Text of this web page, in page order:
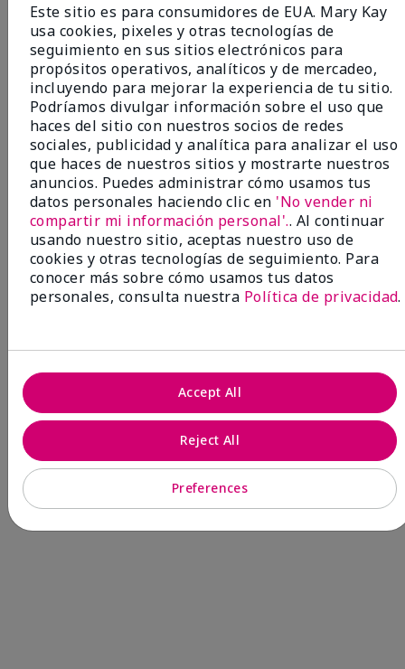
Fragrancia
¡NUEVO! Mary Kay® Blush Stick de
edición limitada†
Belleza que contribuye a
través del rosa cambia
vidasSM.
CAUSA UN IMPACTO POSITIVO
Este sitio es para consumidores de EUA. Mary Kay
usa cookies, pixeles y otras tecnologías de
seguimiento en sus sitios electrónicos para
propósitos operativos, analíticos y de mercadeo,
incluyendo para mejorar la experiencia de tu sitio.
Podríamos divulgar información sobre el uso que
haces del sitio con nuestros socios de redes
sociales, publicidad y analítica para analizar el uso
que haces de nuestros sitios y mostrarte nuestros
anuncios. Puedes administrar cómo usamos tus
datos personales haciendo clic en 'No vender ni
compartir mi información personal'.. Al continuar
usando nuestro sitio, aceptas nuestro uso de
cookies y otras tecnologías de seguimiento. Para
conocer más sobre cómo usamos tus datos
personales, consulta nuestra Política de privacidad.
Preferences
Reject All
Accept All